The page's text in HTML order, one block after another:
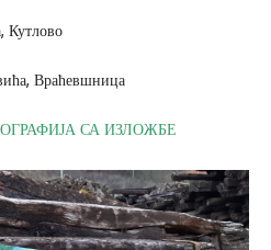
Кутлово
Враћевшница
СА ИЗЛОЖБЕ